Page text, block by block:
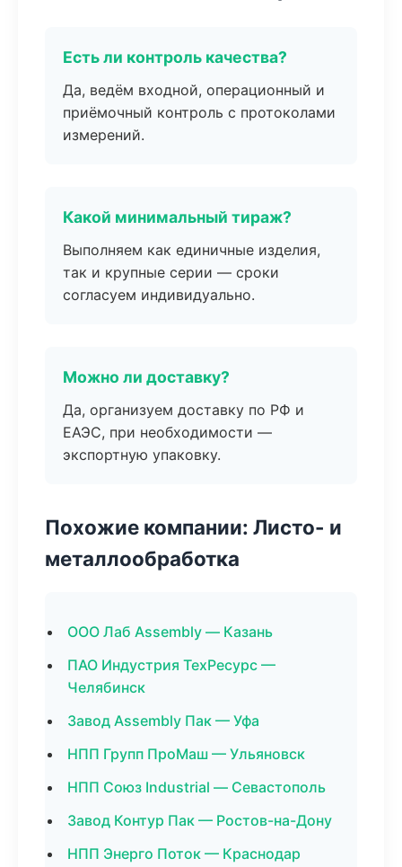
Есть ли контроль качества?
Да, ведём входной, операционный и
приёмочный контроль с протоколами
измерений.
Какой минимальный тираж?
Выполняем как единичные изделия,
так и крупные серии — сроки
согласуем индивидуально.
Можно ли доставку?
Да, организуем доставку по РФ и
ЕАЭС, при необходимости —
экспортную упаковку.
Похожие компании: Листо- и
металлообработка
ООО Лаб Assembly — Казань
ПАО Индустрия ТехРесурс —
Челябинск
Завод Assembly Пак — Уфа
НПП Групп ПроМаш — Ульяновск
НПП Союз Industrial — Севастополь
Завод Контур Пак — Ростов-на-Дону
НПП Энерго Поток — Краснодар